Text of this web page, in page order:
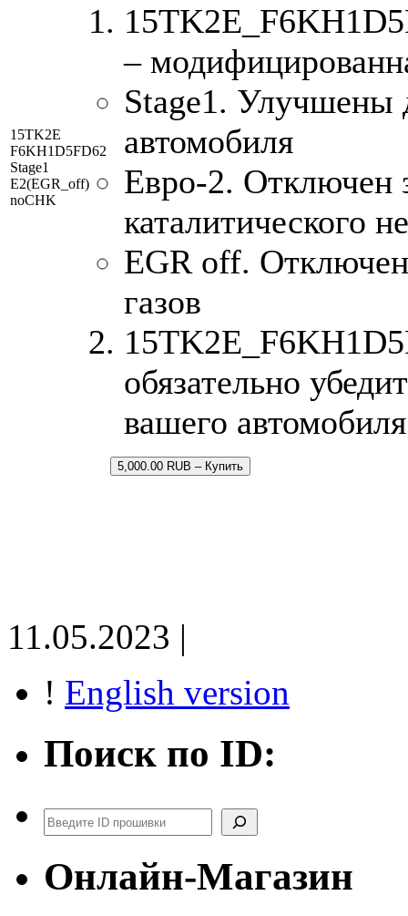
15TK2E
F6KH1D5FD62
Stage1
E2(EGR_off)
noCHK
–
Stage1. Улучшены
автомобиля
Евро-2. Отключен
каталитического
EGR off.
газов
обязательно
вашего автомобиля
5,000.00 RUB – Купить
11.05.2023 |
! English version
Поиск по ID:
Поиск
Онлайн-Магазин